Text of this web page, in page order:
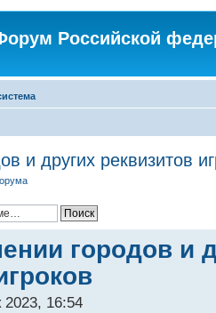
Российской
и других реквизитов
городов и
2023, 16:54